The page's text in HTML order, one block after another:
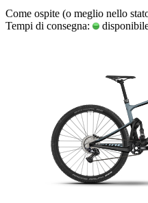
Come ospite (o meglio nello
Tempi di consegna: